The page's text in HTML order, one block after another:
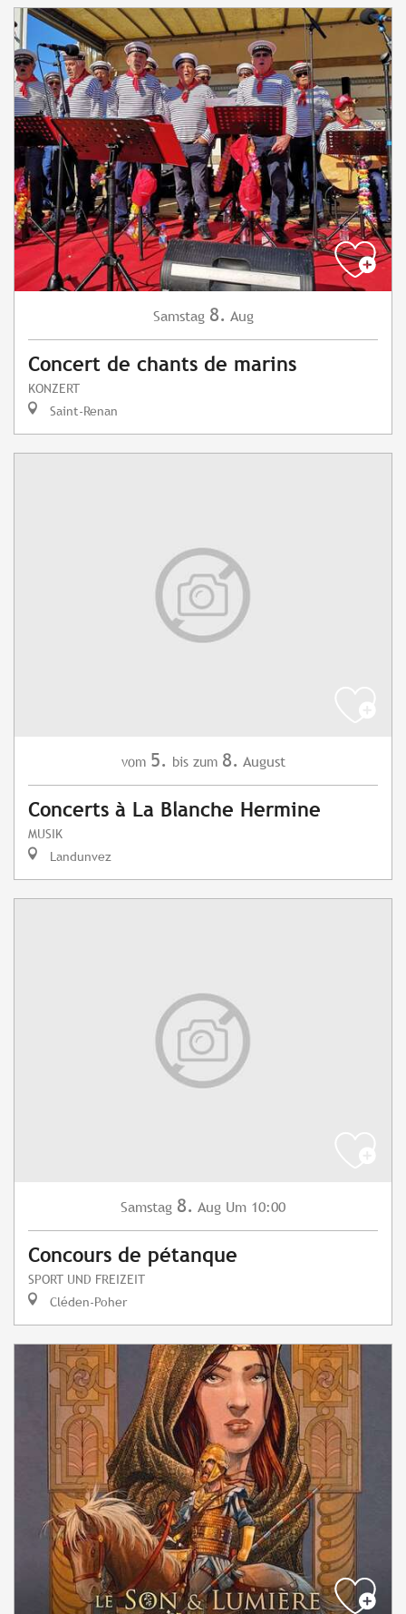
Samstag 8. Aug
Concert de chants de marins
KONZERT
Saint-Renan
vom 5. bis zum 8. August
Concerts à La Blanche Hermine
MUSIK
Landunvez
Samstag 8. Aug Um 10:00
Concours de pétanque
SPORT UND FREIZEIT
Cléden-Poher